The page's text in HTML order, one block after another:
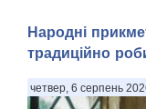
Народні
традиційно
четвер, 6 серпень